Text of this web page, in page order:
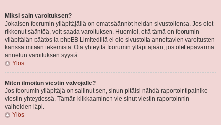
Miksi sain varoituksen?
Jokaisen foorumin ylläpitäjällä on omat säännöt heidän sivustollensa. Jos olet
rikkonut sääntöä, voit saada varoituksen. Huomioi, että tämä on foorumin
ylläpitäjän päätös ja phpBB Limitedillä ei ole sivustolla annettavien varoitusten
kanssa mitään tekemistä. Ota yhteyttä foorumin ylläpitäjään, jos olet epävarma
annetun varoituksen syystä.
Ylös
Miten ilmoitan viestin valvojalle?
Jos foorumin ylläpitäjä on sallinut sen, sinun pitäisi nähdä raportointipainike
viestin yhteydessä. Tämän klikkaaminen vie sinut viestin raportoinnin
vaiheiden läpi.
Ylös